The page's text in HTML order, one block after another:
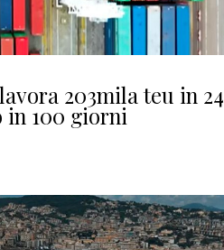
203mila teu in 24
100 giorni